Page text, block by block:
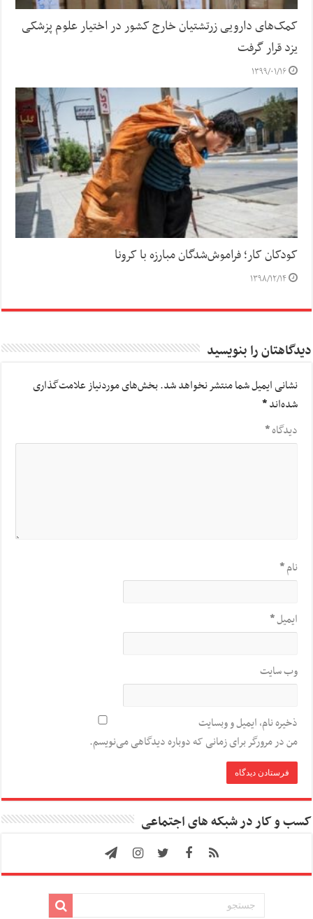
کمک‌های دارویی زرتشتیان خارج کشور در اختیار علوم پزشکی
یزد قرار گرفت
۱۳۹۹/۰۱/۱۶
کودکان کار؛ فراموش‌شدگان مبارزه با کرونا
۱۳۹۸/۱۲/۱۴
دیدگاهتان را بنویسید
نشانی ایمیل شما منتشر نخواهد شد.بخش‌های موردنیاز علامت‌گذاری
شده‌اند*
دیدگاه*
نام*
ایمیل*
وب‌ سایت
ذخیره نام، ایمیل و وبسایت
من در مرورگر برای زمانی که دوباره دیدگاهی می‌نویسم.
کسب و کار در شبکه های اجتماعی